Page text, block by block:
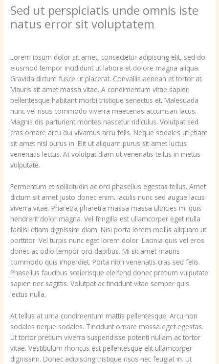
Sed ut perspiciatis unde omnis iste
natus error sit voluptatem
Lorem ipsum dolor sit amet, consectetur adipiscing elit, sed do
eiusmod tempor incididunt ut labore et dolore magna aliqua.
Gravida dictum fusce ut placerat. Convallis aenean et tortor at.
Mauris sit amet massa vitae. A condimentum vitae sapien
pellentesque habitant morbi tristique senectus et. Malesuada
nunc vel risus commodo viverra maecenas accumsan lacus.
Magnis dis parturient montes nascetur ridiculus. Volutpat sed
cras ornare arcu dui vivamus arcu felis. Neque sodales ut etiam
sit amet nisl purus in. Elit ut aliquam purus sit amet luctus
venenatis lectus. At volutpat diam ut venenatis tellus in metus
vulputate.
Fermentum et sollicitudin ac orci phasellus egestas tellus. Amet
dictum sit amet justo donec enim. Iaculis nunc sed augue lacus
viverra vitae. Pharetra pharetra massa massa ultricies mi quis
hendrerit dolor magna. Vel fringilla est ullamcorper eget nulla
facilisi etiam dignissim diam. Nisi porta lorem mollis aliquam ut
porttitor. Vel turpis nunc eget lorem dolor. Lacinia quis vel eros
donec ac odio tempor orci dapibus. Mi sit amet mauris
commodo quis imperdiet. Porta nibh venenatis cras sed felis.
Phasellus faucibus scelerisque eleifend donec pretium vulputate
sapien nec sagittis. Volutpat ac tincidunt vitae semper quis
lectus nulla.
At tellus at urna condimentum mattis pellentesque. Arcu non
sodales neque sodales. Tincidunt ornare massa eget egestas.
Ut tortor pretium viverra suspendisse potenti nullam ac tortor
vitae. Vestibulum rhoncus est pellentesque elit ullamcorper
dignissim. Donec adipiscing tristique risus nec feugiat in. Ut